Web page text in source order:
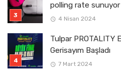
polling rate sunuyor
4 Nisan 2024
Tulpar PROTALITY
Gerisayım Başladı
7 Mart 2024